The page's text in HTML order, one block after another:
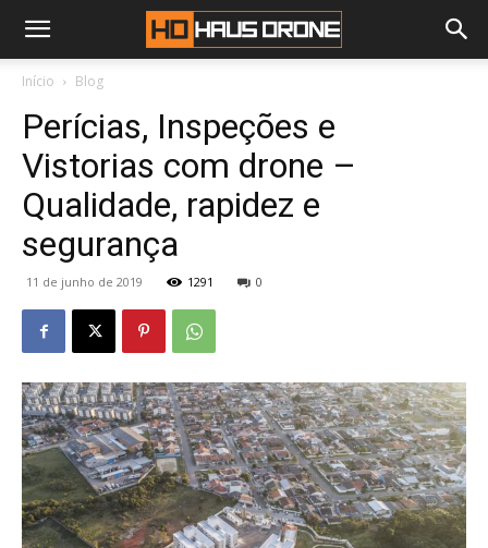
Início Blog
Perícias, Inspeções e
Vistorias com drone –
Qualidade, rapidez e
segurança
11 de junho de 2019 1291 0